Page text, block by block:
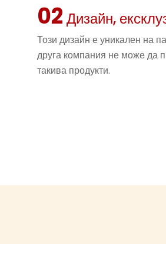
02 Дизайн,
Този дизайн е уникален на
друга компания не може да
такива продукти.